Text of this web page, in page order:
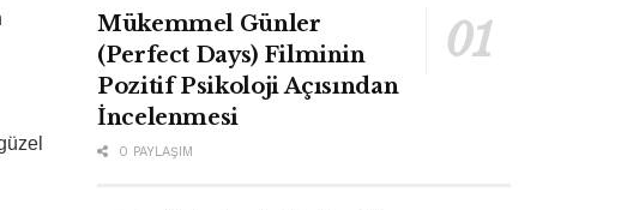
Mükemmel Günler
(Perfect Days) Filminin
Pozitif Psikoloji Açısından
İncelenmesi
0 PAYLAŞIM